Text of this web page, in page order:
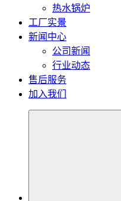
热水锅炉
工厂实景
新闻中心
公司新闻
行业动态
售后服务
加入我们